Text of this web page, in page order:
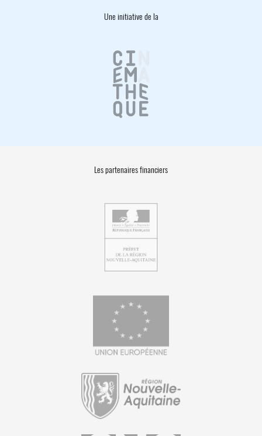
Une initiative de la
Les partenaires financiers